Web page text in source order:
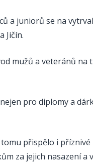
a juniorů se na
Jičín.
mužů a veteránů
pro diplomy a
přispělo i
za jejich nasazení a